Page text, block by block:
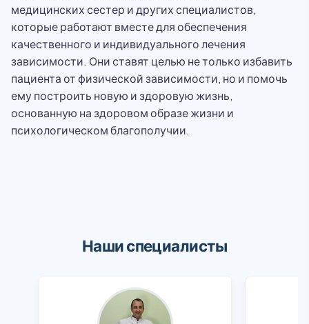
медицинских сестер и других специалистов,
которые работают вместе для обеспечения
качественного и индивидуального лечения
зависимости. Они ставят целью не только избавить
пациента от физической зависимости, но и помочь
ему построить новую и здоровую жизнь,
основанную на здоровом образе жизни и
психологическом благополучии.
Наши специалисты